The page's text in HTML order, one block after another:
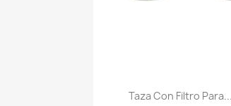
Taza Con Filtro Para...